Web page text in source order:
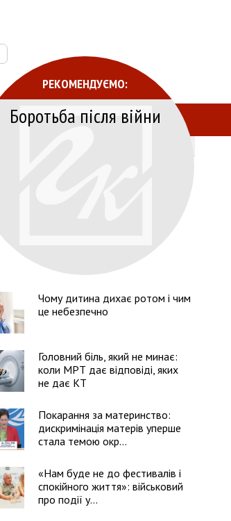
РЕКОМЕНДУЄМО:
Боротьба після війни
Чому дитина дихає ротом і чим
це небезпечно
Головний біль, який не минає:
коли МРТ дає відповіді, яких
не дає КТ
Покарання за материнство:
дискримінація матерів уперше
стала темою окр...
«Нам буде не до фестивалів і
спокійного життя»: військовий
про події у...